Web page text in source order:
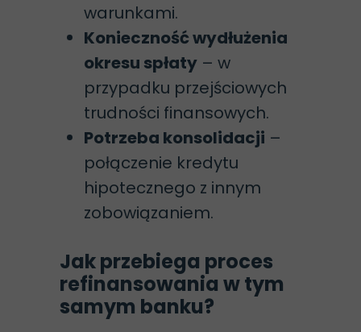
warunkami.
Konieczność wydłużenia
okresu spłaty – w
przypadku przejściowych
trudności finansowych.
Potrzeba konsolidacji –
połączenie kredytu
hipotecznego z innym
zobowiązaniem.
Jak przebiega proces
refinansowania w tym
samym banku?